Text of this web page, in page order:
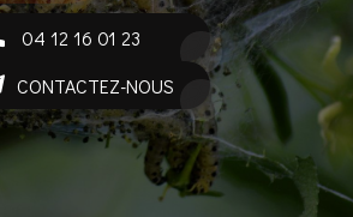
04 12 16 01 23
CONTACTEZ-NOUS